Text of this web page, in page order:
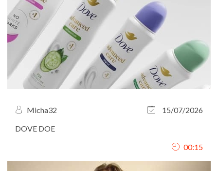
Micha32
15/07/2026
DOVE DOE
00:15